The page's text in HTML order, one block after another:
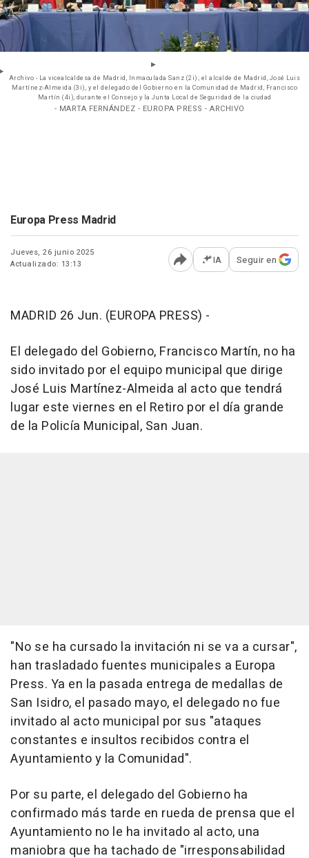
Archivo - La vicealcaldesa de Madrid, Inmaculada Sanz (2i); el alcalde de Madrid, José Luis
Martínez-Almeida (3i), y el delegado del Gobierno en la Comunidad de Madrid, Francisco
Martín (4i), durante el Consejo y la Junta Local de Seguridad de la ciudad
- MARTA FERNÁNDEZ - EUROPA PRESS - ARCHIVO
Europa Press Madrid
Jueves, 26 junio 2025
Actualizado: 13:13
Abrir opciones para
IA Seguir en
MADRID 26 Jun. (EUROPA PRESS) -
El delegado del Gobierno, Francisco Martín, no ha
sido invitado por el equipo municipal que dirige
José Luis Martínez-Almeida al acto que tendrá
lugar este viernes en el Retiro por el día grande
de la Policía Municipal, San Juan.
"No se ha cursado la invitación ni se va a cursar",
han trasladado fuentes municipales a Europa
Press. Ya en la pasada entrega de medallas de
San Isidro, el pasado mayo, el delegado no fue
invitado al acto municipal por sus "ataques
constantes e insultos recibidos contra el
Ayuntamiento y la Comunidad".
Por su parte, el delegado del Gobierno ha
confirmado más tarde en rueda de prensa que el
Ayuntamiento no le ha invitado al acto, una
maniobra que ha tachado de "irresponsabilidad